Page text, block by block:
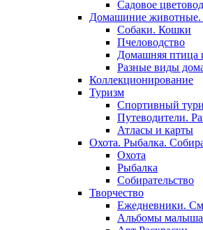
Садовое
Домашиние животные.
Собаки. Кошки
Пчеловодство
Домашняя птица
Разные виды
Коллекционирование
Туризм
Спортивный
Путеводители.
Атласы и карты
Охота. Рыбалка.
Охота
Рыбалка
Собирательство
Творчество
Ежедневники.
Альбомы малыша